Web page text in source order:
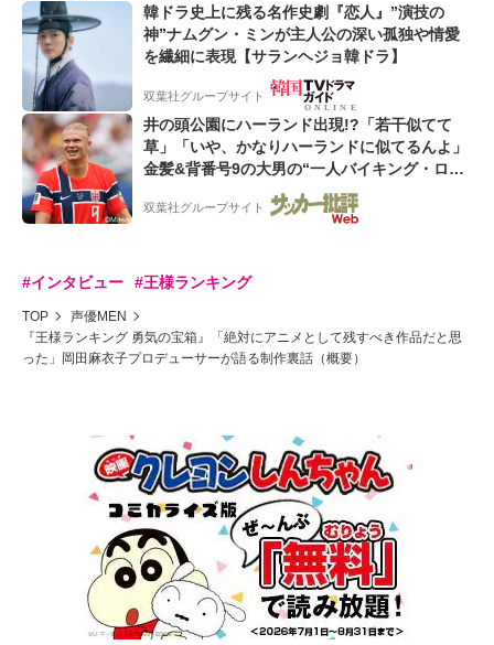
韓ドラ史上に残る名作史劇『恋人』”演技の
神”ナムグン・ミンが主人公の深い孤独や情愛
を繊細に表現【サランヘジョ韓ドラ】
双葉社グループサイト
井の頭公園にハーランド出現!?「若干似てて
草」「いや、かなりハーランドに似てるんよ」
金髪&背番号9の大男の“一人バイキング・ロ
ー”映像が話題!「元気をもらった」
双葉社グループサイト
#インタビュー #王様ランキング
TOP
声優MEN
『王様ランキング 勇気の宝箱』「絶対にアニメとして残すべき作品だと思
った」岡田麻衣子プロデューサーが語る制作裏話（概要）